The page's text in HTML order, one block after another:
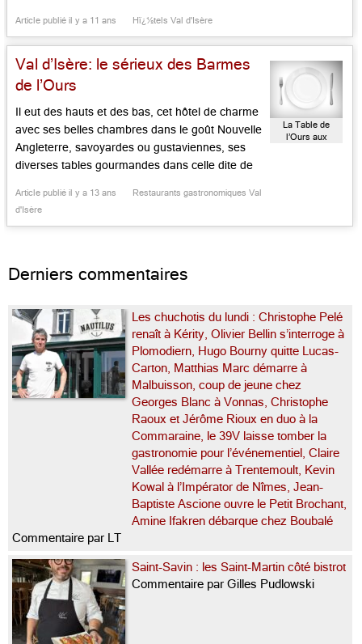
jolies finitions, les teintes douces, les beaux
espaces communs (spa, piscine couverte,
salons cosys avec cheminée, bowling, […]...
Article publié il y a 11 ans Hï¿½tels Val d'Isère
Val d’Isère: le sérieux des Barmes
de l’Ours
Il eut des hauts et des bas, cet hôtel de charme
avec ses belles chambres dans le goût Nouvelle
Angleterre, savoyardes ou gustaviennes, ses
diverses tables gourmandes dans celle dite de
là Alain Lamaison, qu’on revit en Corse, puis
Article publié il y a 13 ans
Restaurants gastronomiques Val
d'Isère
La Table de
l’Ours aux
Derniers commentaires
Les chuchotis du lundi : Christophe Pelé
renaît à Kérity, Olivier Bellin s’interroge à
Plomodiern, Hugo Bourny quitte Lucas-
Carton, Matthias Marc démarre à
Malbuisson, coup de jeune chez
Georges Blanc à Vonnas, Christophe
Raoux et Jérôme Rioux en duo à la
Commaraine, le 39V laisse tomber la
gastronomie pour l’événementiel, Claire
Vallée redémarre à Trentemoult, Kevin
Kowal à l’Impérator de Nîmes, Jean-
Baptiste Ascione ouvre le Petit Brochant,
Amine Ifakren débarque chez Boubalé
Commentaire par LT
Saint-Savin : les Saint-Martin côté bistrot
Commentaire par Gilles Pudlowski